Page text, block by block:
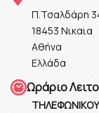
Π.Τσαλδάρη
18453 Νικαια
Αθήνα
Ελλάδα
Ωράριο